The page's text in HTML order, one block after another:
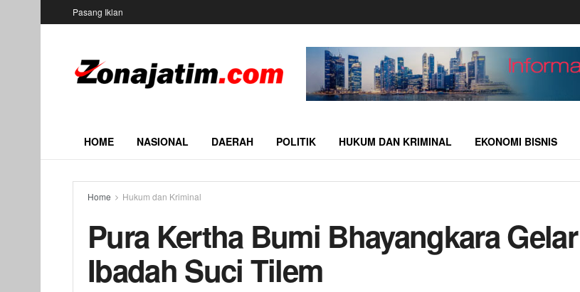
Pasang Iklan
HOME NASIONAL DAERAH POLITIK HUKUM DAN KRIMINAL EKONOMI BISNIS
Home Hukum dan Kriminal
Pura Kertha Bumi Bhayangkara Gelar
Ibadah Suci Tilem